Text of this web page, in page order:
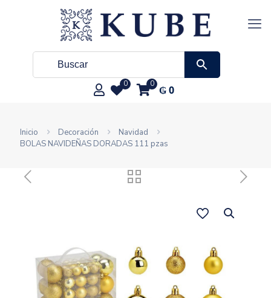
0 0 ₲0
Inicio Decoración
Navidad
BOLAS NAVIDEÑAS DORADAS 111 pzas